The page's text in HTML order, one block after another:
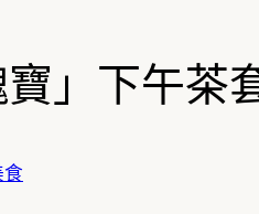
」下午茶
食